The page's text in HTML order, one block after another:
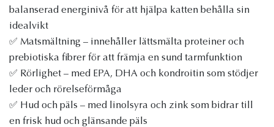
balanserad energinivå för att hjälpa katten behålla sin
idealvikt
✅ Matsmältning – innehåller lättsmälta proteiner och
prebiotiska fibrer för att främja en sund tarmfunktion
✅ Rörlighet – med EPA, DHA och kondroitin som stödjer
leder och rörelseförmåga
✅ Hud och päls – med linolsyra och zink som bidrar till
en frisk hud och glänsande päls